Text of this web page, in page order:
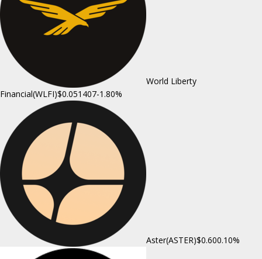
World Liberty
Financial(WLFI)$0.051407-1.80%
Aster(ASTER)$0.600.10%